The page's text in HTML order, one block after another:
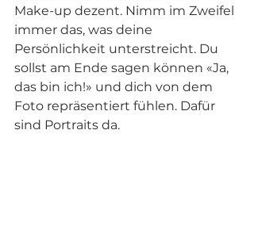
Make-up dezent. Nimm im Zweifel
immer das, was deine
Persönlichkeit unterstreicht. Du
sollst am Ende sagen können «Ja,
das bin ich!» und dich von dem
Foto repräsentiert fühlen. Dafür
sind Portraits da.